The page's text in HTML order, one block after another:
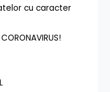
cu caracter